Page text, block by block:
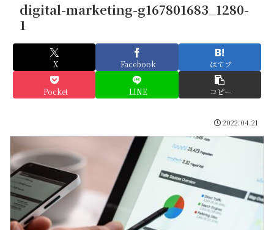
digital-marketing-g167801683_1280-
1
X Facebook はてブ
Pocket LINE コピー
2022.04.21